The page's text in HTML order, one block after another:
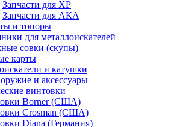
Запчасти для XP
Запчасти для АКА
и топоры
для металлоискателей
совки (скупы)
карты
и катушки
и аксессуары
винтовки
Borner (США)
Crosman (США)
Diana (Германия)